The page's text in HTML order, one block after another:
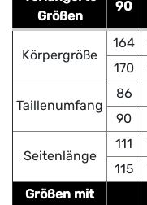
Größen
90
Körpergröße
164
170
Taillenumfang
86
90
Seitenlänge
111
115
Größen mit